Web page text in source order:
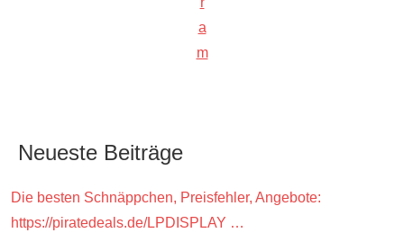
a
m
Neueste Beiträge
Die besten Schnäppchen, Preisfehler, Angebote:
https://piratedeals.de/LPDISPLAY …